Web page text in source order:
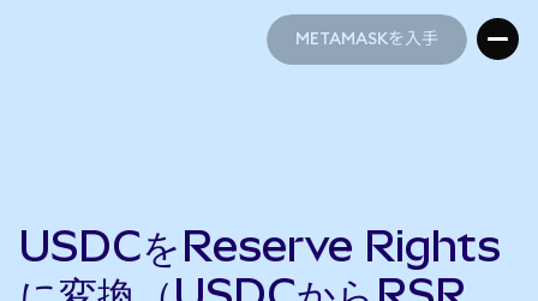
METAMASKを入手
USDCをReserve Rights